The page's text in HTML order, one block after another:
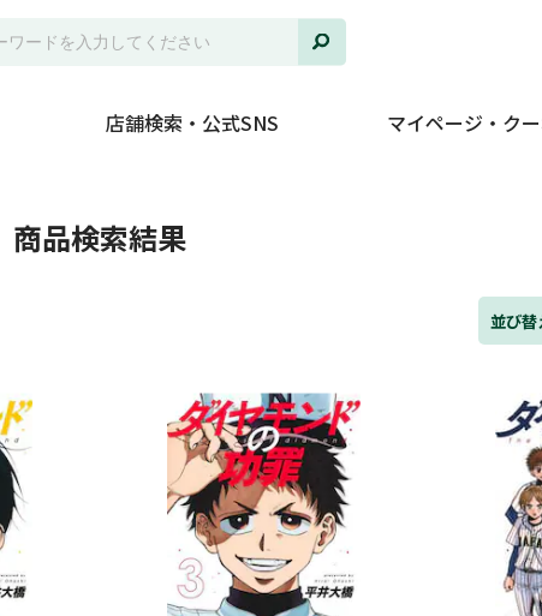
店舗検索・公式SNS マイページ・ク
商品検索結果
並び替
並び替え
在庫状況